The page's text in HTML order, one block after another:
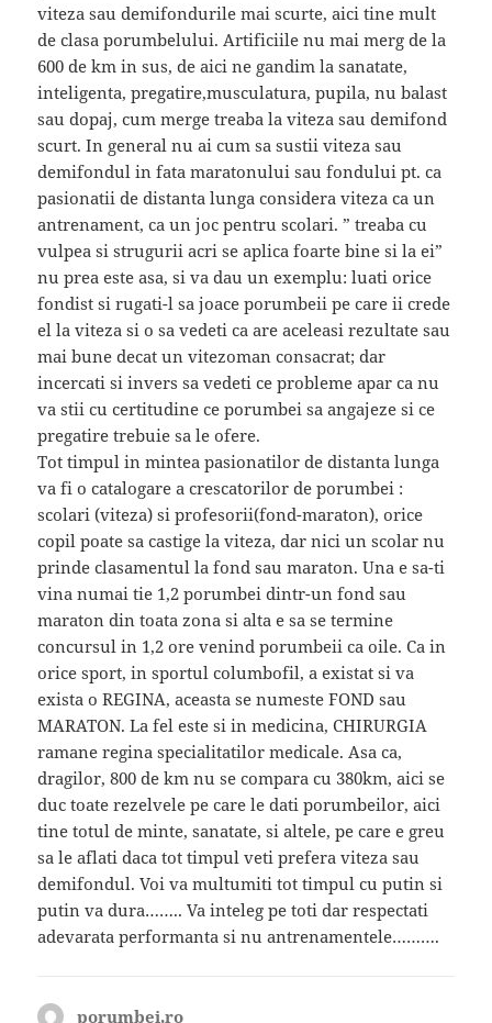
viteza sau demifondurile mai scurte, aici tine mult
de clasa porumbelului. Artificiile nu mai merg de la
600 de km in sus, de aici ne gandim la sanatate,
inteligenta, pregatire,musculatura, pupila, nu balast
sau dopaj, cum merge treaba la viteza sau demifond
scurt. In general nu ai cum sa sustii viteza sau
demifondul in fata maratonului sau fondului pt. ca
pasionatii de distanta lunga considera viteza ca un
antrenament, ca un joc pentru scolari. ” treaba cu
vulpea si strugurii acri se aplica foarte bine si la ei”
nu prea este asa, si va dau un exemplu: luati orice
fondist si rugati-l sa joace porumbeii pe care ii crede
el la viteza si o sa vedeti ca are aceleasi rezultate sau
mai bune decat un vitezoman consacrat; dar
incercati si invers sa vedeti ce probleme apar ca nu
va stii cu certitudine ce porumbei sa angajeze si ce
pregatire trebuie sa le ofere.
Tot timpul in mintea pasionatilor de distanta lunga
va fi o catalogare a crescatorilor de porumbei :
scolari (viteza) si profesorii(fond-maraton), orice
copil poate sa castige la viteza, dar nici un scolar nu
prinde clasamentul la fond sau maraton. Una e sa-ti
vina numai tie 1,2 porumbei dintr-un fond sau
maraton din toata zona si alta e sa se termine
concursul in 1,2 ore venind porumbeii ca oile. Ca in
orice sport, in sportul columbofil, a existat si va
exista o REGINA, aceasta se numeste FOND sau
MARATON. La fel este si in medicina, CHIRURGIA
ramane regina specialitatilor medicale. Asa ca,
dragilor, 800 de km nu se compara cu 380km, aici se
duc toate rezelvele pe care le dati porumbeilor, aici
tine totul de minte, sanatate, si altele, pe care e greu
sa le aflati daca tot timpul veti prefera viteza sau
demifondul. Voi va multumiti tot timpul cu putin si
putin va dura…….. Va inteleg pe toti dar respectati
adevarata performanta si nu antrenamentele……….
porumbei.ro